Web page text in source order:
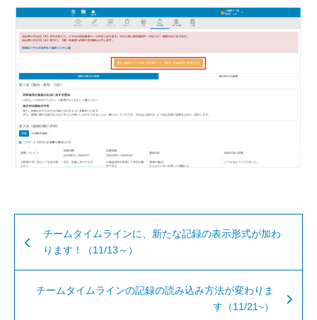
チームタイムラインに、新たな記録の表示形式が加わ
ります！（11/13～）
チームタイムラインの記録の読み込み方法が変わりま
す（11/21~）